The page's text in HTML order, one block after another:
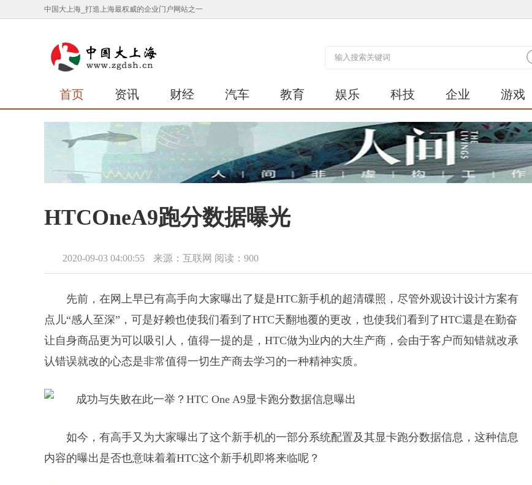
中国大上海_打造上海最权威的企业门户网站之一
首页 资讯 财经 汽车 教育 娱乐 科技 企业 游戏
HTCOneA9跑分数据曝光
2020-09-03 04:00:55 来源：互联网 阅读：900
先前，在网上早已有高手向大家曝出了疑是HTC新手机的超清碟照，尽管外观设计设计方案有
点儿“感人至深”，可是好赖也使我们看到了HTC天翻地覆的更改，也使我们看到了HTC還是在勤奋
让自身商品更为可以吸引人，值得一提的是，HTC做为业内的大生产商，会由于客户而知错就改承
认错误就改的心态是非常值得一切生产商去学习的一种精神实质。
如今，有高手又为大家曝出了这个新手机的一部分系统配置及其显卡跑分数据信息，这种信息
内容的曝出是否也意味着着HTC这个新手机即将来临呢？